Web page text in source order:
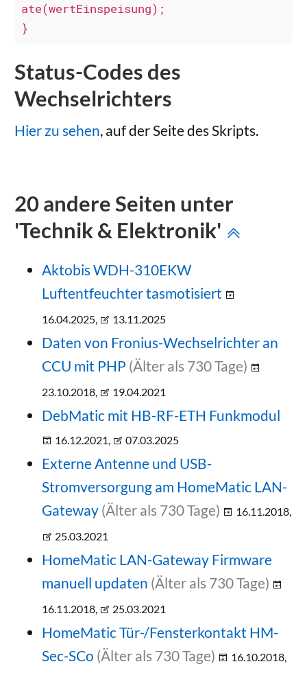
ate(wertEinspeisung);
}
Status-Codes des
Wechselrichters
Hier zu sehen, auf der Seite des Skripts.
20 andere Seiten unter
'Technik & Elektronik'
Aktobis WDH-310EKW
Luftentfeuchter tasmotisiert
16.04.2025, 13.11.2025
Daten von Fronius-Wechselrichter an
CCU mit PHP (Älter als 730 Tage)
23.10.2018, 19.04.2021
DebMatic mit HB-RF-ETH Funkmodul
16.12.2021, 07.03.2025
Externe Antenne und USB-
Stromversorgung am HomeMatic LAN-
Gateway (Älter als 730 Tage)
16.11.2018,
25.03.2021
HomeMatic LAN-Gateway Firmware
manuell updaten (Älter als 730 Tage)
16.11.2018, 25.03.2021
HomeMatic Tür-/Fensterkontakt HM-
Sec-SCo (Älter als 730 Tage)
16.10.2018,